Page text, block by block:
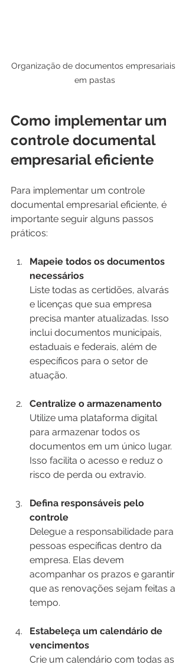
Organização de documentos empresariais
em pastas
Como implementar um
controle documental
empresarial eficiente
Para implementar um controle
documental empresarial eficiente, é
importante seguir alguns passos
práticos:
Mapeie todos os documentos
necessários
Liste todas as certidões, alvarás
e licenças que sua empresa
precisa manter atualizadas. Isso
inclui documentos municipais,
estaduais e federais, além de
específicos para o setor de
atuação.
Centralize o armazenamento
Utilize uma plataforma digital
para armazenar todos os
documentos em um único lugar.
Isso facilita o acesso e reduz o
risco de perda ou extravio.
Defina responsáveis pelo
controle
Delegue a responsabilidade para
pessoas específicas dentro da
empresa. Elas devem
acompanhar os prazos e garantir
que as renovações sejam feitas a
tempo.
Estabeleça um calendário de
vencimentos
Crie um calendário com todas as